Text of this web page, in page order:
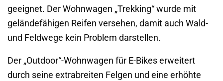
geeignet. Der Wohnwagen „Trekking“ wurde mit
geländefähigen Reifen versehen, damit auch Wald-
und Feldwege kein Problem darstellen.
Der „Outdoor“-Wohnwagen für E-Bikes erweitert
durch seine extrabreiten Felgen und eine erhöhte